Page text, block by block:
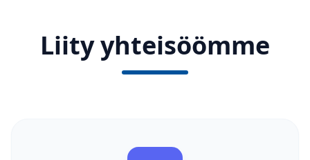
Liity yhteisöömme